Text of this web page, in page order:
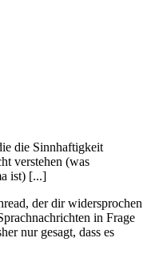
die Sinnhaftigkeit
verstehen (was
ist) [...]
der dir widersprochen
in Frage
nur gesagt, dass es